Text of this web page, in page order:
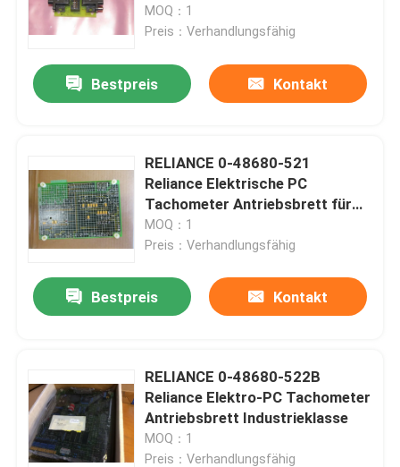
MOQ：1
Preis：Verhandlungsfähig
Bestpreis Kontakt
RELIANCE 0-48680-521
Reliance Elektrische PC
Tachometer Antriebsbrett für
Industrie
MOQ：1
Preis：Verhandlungsfähig
Bestpreis Kontakt
RELIANCE 0-48680-522B
Reliance Elektro-PC Tachometer
Antriebsbrett Industrieklasse
MOQ：1
Preis：Verhandlungsfähig